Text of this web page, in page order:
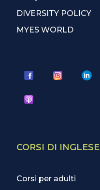
DIVERSITY POLICY
MYES WORLD
CORSI DI INGLESE
Corsi per adulti